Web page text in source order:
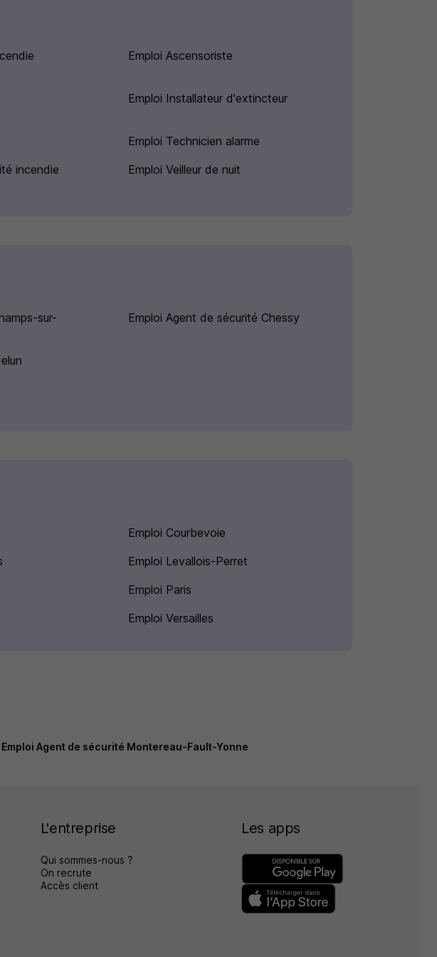
Emploi Ascensoriste
Emploi Installateur d'extincteur
Emploi Technicien alarme
incendie Emploi Veilleur de nuit
sur-
Emploi Agent de sécurité Chessy
Emploi Courbevoie
Emploi Levallois-Perret
Emploi Paris
Emploi Versailles
Emploi Agent de sécurité Montereau-Fault-Yonne
L'entreprise
Qui sommes-nous ?
On recrute
Accès client
Les apps